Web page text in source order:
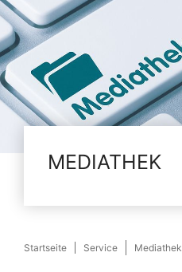
MEDIATHEK
Startseite Service Mediathek